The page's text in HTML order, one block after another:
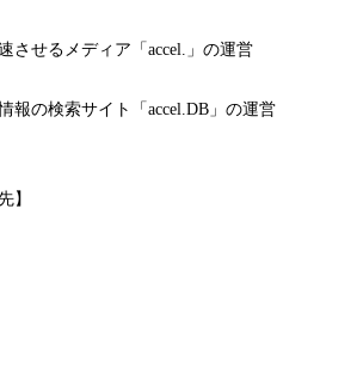
させるメディア「accel.」の運営
報の検索サイト「accel.DB」の運営
】